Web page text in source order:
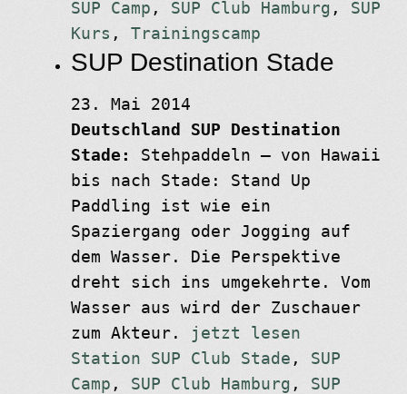
SUP Camp , SUP Club Hamburg , SUP
Kurs , Trainingscamp
SUP Destination Stade
23. Mai 2014
Deutschland
SUP Destination
Stade:
Stehpaddeln – von Hawaii
bis nach Stade: Stand Up
Paddling ist wie ein
Spaziergang oder Jogging auf
dem Wasser. Die Perspektive
dreht sich ins umgekehrte. Vom
Wasser aus wird der Zuschauer
zum Akteur.
jetzt lesen
Station SUP Club Stade , SUP
Camp , SUP Club Hamburg , SUP